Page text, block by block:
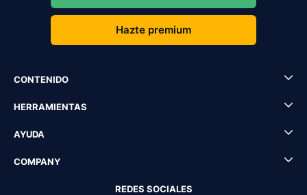
Hazte premium
CONTENIDO
HERRAMIENTAS
AYUDA
COMPANY
REDES SOCIALES